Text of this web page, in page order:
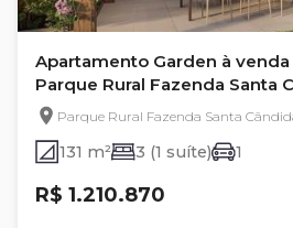
Apartamento Garden à
Parque Rural Fazenda Santa
quartos
Parque Rural Fazenda Santa
131 m² 3 (1 suíte) 1
R$ 1.210.870